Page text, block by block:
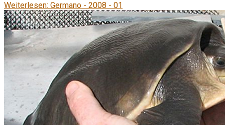
Weiterlesen: Germano - 2008 - 01